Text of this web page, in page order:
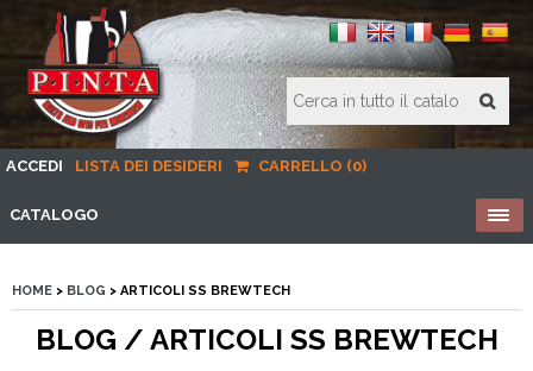
ACCEDI LISTA DEI DESIDERI CARRELLO (0)
CATALOGO
HOME > BLOG > ARTICOLI SS BREWTECH
BLOG / ARTICOLI SS BREWTECH